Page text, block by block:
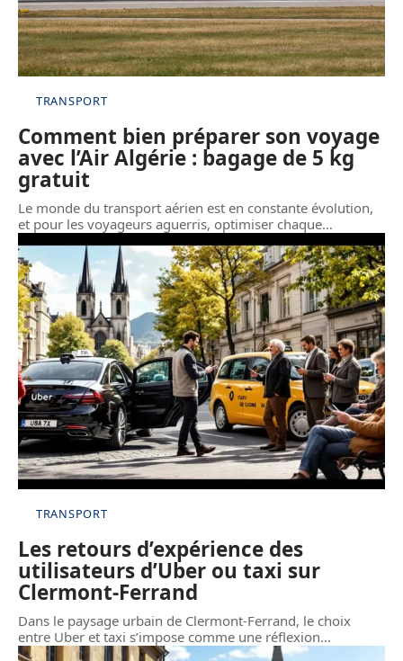
TRANSPORT
Comment bien préparer son voyage
avec l’Air Algérie : bagage de 5 kg
gratuit
Le monde du transport aérien est en constante évolution,
et pour les voyageurs aguerris, optimiser chaque…
TRANSPORT
Les retours d’expérience des
utilisateurs d’Uber ou taxi sur
Clermont-Ferrand
Dans le paysage urbain de Clermont-Ferrand, le choix
entre Uber et taxi s’impose comme une réflexion…